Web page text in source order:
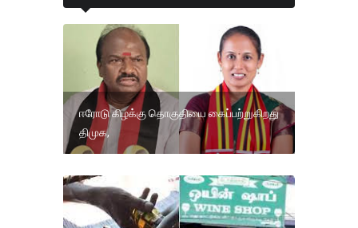
ஈரோடு கிழக்கு தொகுதியை கைப்பற்றுகிறது
திமுக,